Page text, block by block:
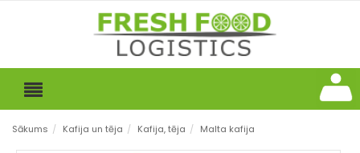
Sākums / Kafija un tēja / Kafija, tēja / Malta kafija